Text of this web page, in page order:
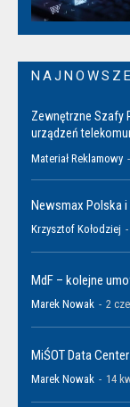
NAJNOWSZE
Zewnętrzne Szafy
urządzeń
Materiał Reklamowy -
Newsmax Polska
Krzysztof Kołodziej -
MdF – kolejne
Marek Nowak - 2
MiŚOT Data
Marek Nowak - 14